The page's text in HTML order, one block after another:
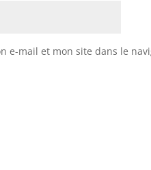
e-mail et mon site dans le